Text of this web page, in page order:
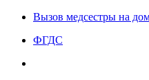
Вызов медсестры на
ФГДС